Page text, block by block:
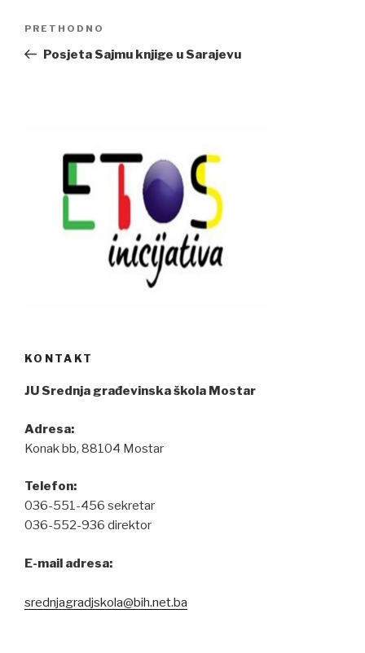
Previous
Post
PRETHODNO
Posjeta Sajmu knjige u Sarajevu
KONTAKT
JU Srednja građevinska škola Mostar
Adresa:
Konak bb, 88104 Mostar
Telefon:
036-551-456 sekretar
036-552-936 direktor
E-mail adresa:
srednjagradjskola@bih.net.ba